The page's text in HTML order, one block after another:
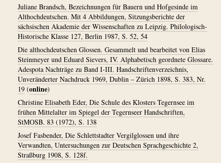
Juliane Brandsch, Bezeichnungen für Bauern und Hofgesinde im
Althochdeutschen. Mit 4 Abbildungen, Sitzungsberichte der
sächsischen Akademie der Wissenschaften zu Leipzig. Philologisch-
Historische Klasse 127, Berlin 1987, S. 52, 54
Die althochdeutschen Glossen. Gesammelt und bearbeitet von Elias
Steinmeyer und Eduard Sievers, IV. Alphabetisch geordnete Glossare.
Adespota Nachträge zu Band I-III. Handschriftenverzeichnis,
Unveränderter Nachdruck 1969, Dublin – Zürich 1898, S. 383, Nr.
19 (online)
Christine Elisabeth Eder, Die Schule des Klosters Tegernsee im
frühen Mittelalter im Spiegel der Tegernseer Handschriften,
StMOSB. 83 (1972), S. 138
Josef Fasbender, Die Schlettstadter Vergilglossen und ihre
Verwandten, Untersuchungen zur Deutschen Sprachgeschichte 2,
Straßburg 1908, S. 128f.